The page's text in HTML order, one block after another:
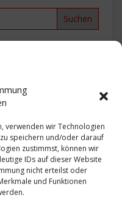
verwenden wir Technologien
speichern und/oder darauf
zustimmst, können wir
IDs auf dieser Website
nicht erteilst oder
und Funktionen
Fritzbox
Sicherheit
SSL Ubuntu
VCSA Veeam
Windows